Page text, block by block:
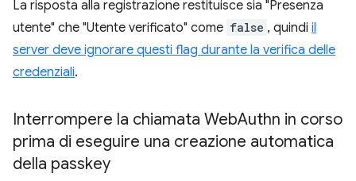
La risposta alla registrazione restituisce sia "Presenza
utente" che "Utente verificato" come false , quindi il
server deve ignorare questi flag durante la verifica delle
credenziali.
Interrompere la chiamata WebAuthn in corso
prima di eseguire una creazione automatica
della passkey